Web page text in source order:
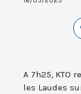
A 7h25, KTO
les Laudes